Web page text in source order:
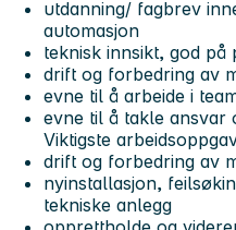
utdanning/ fagbrev
automasjon
teknisk innsikt, god på
drift og forbedring av
evne til å arbeide i
evne til å takle ansvar
Viktigste
drift og forbedring av
nyinstallasjon,
tekniske anlegg